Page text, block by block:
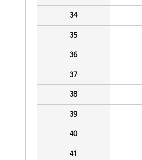
34
35
36
37
38
39
40
41